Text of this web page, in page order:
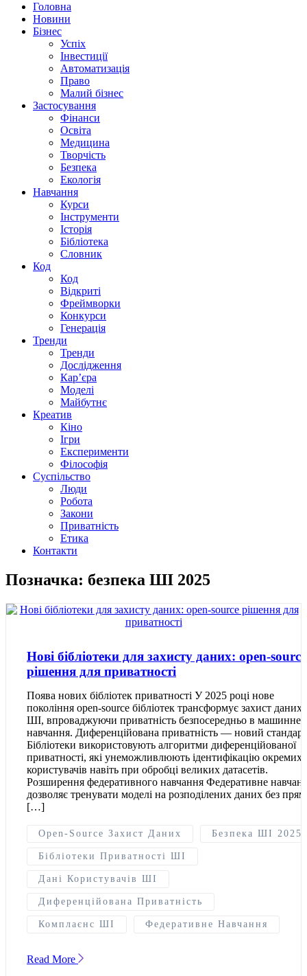
Головна
Новини
Бізнес
Успіх
Інвестиції
Автоматизація
Право
Малий бізнес
Застосування
Фінанси
Освіта
Медицина
Творчість
Безпека
Екологія
Навчання
Курси
Інструменти
Історія
Бібліотека
Словник
Код
Код
Відкриті
Фреймворки
Конкурси
Генерація
Тренди
Тренди
Дослідження
Кар’єра
Моделі
Майбутнє
Креатив
Кіно
Ігри
Експерименти
Філософія
Суспільство
Люди
Робота
Закони
Приватність
Етика
Контакти
Позначка: безпека ШІ 2025
Нові бібліотеки для захисту даних: open-source
рішення для приватності
Поява нових бібліотек приватності У 2025 році нове
покоління open-source бібліотек трансформує захист даних
ШІ, впроваджуючи приватність безпосередньо в машинне
навчання. Диференційована приватність — новий стандарт
Бібліотеки використовують алгоритми диференційованої
приватності, які унеможливлюють ідентифікацію окремих
користувачів навіть при обробці великих датасетів.
Розширення федеративного навчання Федеративне
дозволяє тренувати моделі на розподілених даних без
[…]
Open-Source Захист Даних Безпека ШІ 2025
Бібліотеки Приватності ШІ
Дані Користувачів ШІ
Диференційована Приватність
Комплаєнс ШІ Федеративне Навчання
Read More